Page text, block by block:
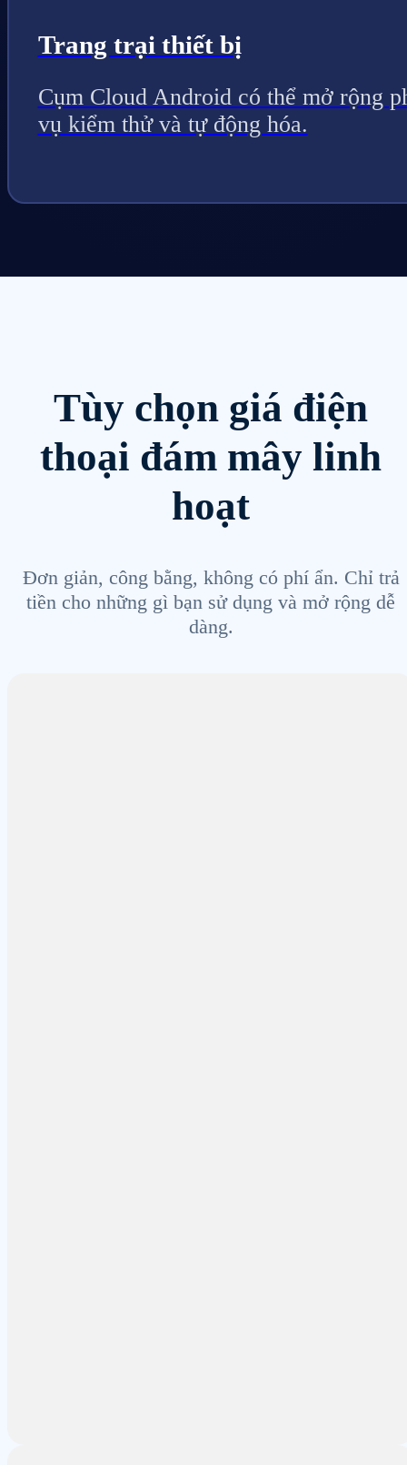
Trang trại thiết bị
Cụm Cloud Android có thể mở rộng
vụ kiểm thử và tự động hóa.
Tùy chọn giá điện
thoại đám mây linh
hoạt
Đơn giản, công bằng, không có phí ẩn. Chỉ trả
tiền cho những gì bạn sử dụng và mở rộng dễ
dàng.